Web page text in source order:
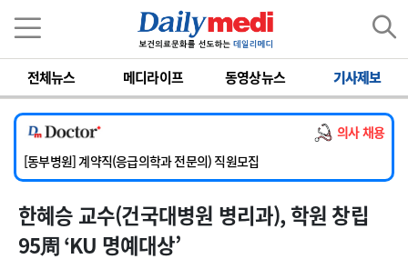
전체뉴스 메디라이프 동영상뉴스 기사제보
의사 채용
[서울아산병원] 2026년 하반기 인턴 모집
[영남대학교의료원] 마취통증의학과 임기제 임상의사 채용
[충남대학교병원] 소아청소년과(소아응급전담) 계약직 의사 공개채용
[동부병원] 계약직(응급의학과 전문의) 직원모집
[이대목동병원] 하반기 전공의(레지던트1년차) 모집
[서울아산병원] 2026년 하반기 인턴 모집
[영남대학교의료원] 마취통증의학과 임기제 임상의사 채용
한혜승 교수(건국대병원 병리과), 학원 창립
95周 ‘KU 명예대상’